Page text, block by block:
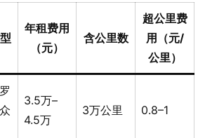
年租费用
（元）
含公里数
超公里费
用（元/
公里）
3.5万–
4.5万
3万公里 0.8–1